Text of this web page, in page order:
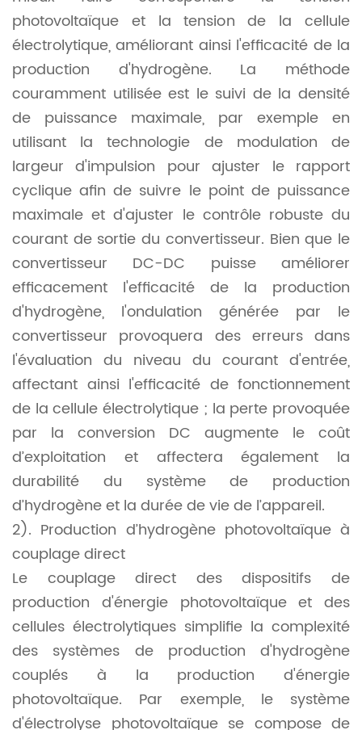
photovoltaïque et la tension de la cellule
électrolytique, améliorant ainsi l'efficacité de la
production d'hydrogène. La méthode
couramment utilisée est le suivi de la densité
de puissance maximale, par exemple en
utilisant la technologie de modulation de
largeur d'impulsion pour ajuster le rapport
cyclique afin de suivre le point de puissance
maximale et d'ajuster le contrôle robuste du
courant de sortie du convertisseur. Bien que le
convertisseur DC-DC puisse améliorer
efficacement l'efficacité de la production
d'hydrogène, l'ondulation générée par le
convertisseur provoquera des erreurs dans
l'évaluation du niveau du courant d'entrée,
affectant ainsi l'efficacité de fonctionnement
de la cellule électrolytique ; la perte provoquée
par la conversion DC augmente le coût
d’exploitation et affectera également la
durabilité du système de production
d’hydrogène et la durée de vie de l’appareil.
2). Production d’hydrogène photovoltaïque à
couplage direct
Le couplage direct des dispositifs de
production d'énergie photovoltaïque et des
cellules électrolytiques simplifie la complexité
des systèmes de production d'hydrogène
couplés à la production d'énergie
photovoltaïque. Par exemple, le système
d'électrolyse photovoltaïque se compose de